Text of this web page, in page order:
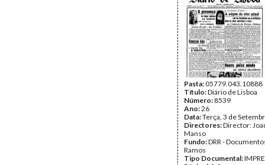
Pasta:05779.043.10888
Título:Diário de Lisboa
Número: 8539
Ano:26
Data:Terça, 3 de
Directores:Director:
Manso
Fundo:DRR -
Ramos
Tipo Documental: